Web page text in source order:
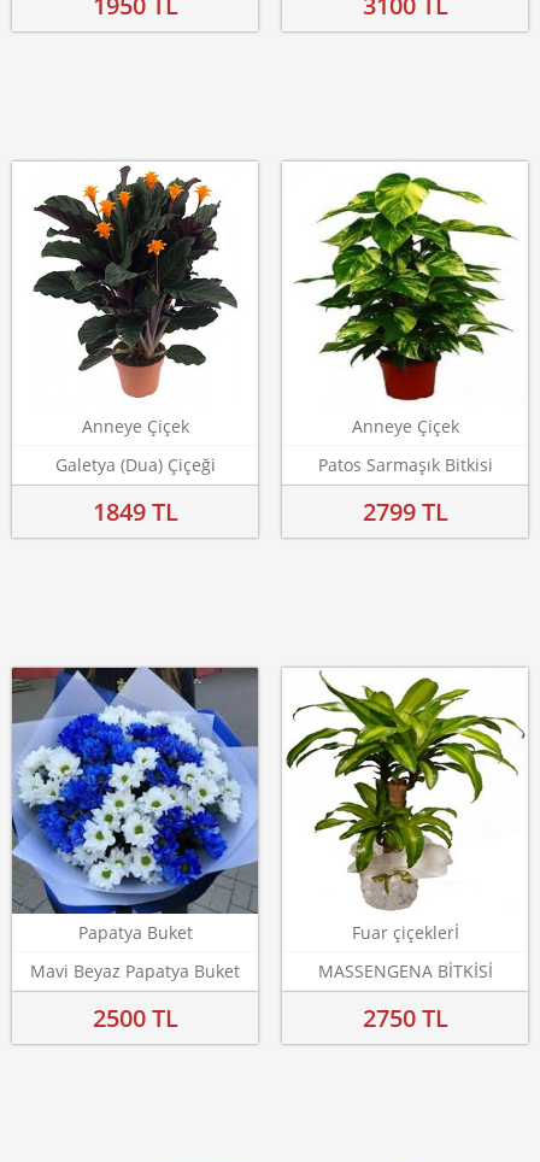
Anneye Çiçek
Galetya (Dua) Çiçeği
1849 TL
Anneye Çiçek
Patos Sarmaşık Bitkisi
2799 TL
Papatya Buket
Mavi Beyaz Papatya Buket
2500 TL
Fuar çiçeklerİ
MASSENGENA BİTKİSİ
2750 TL